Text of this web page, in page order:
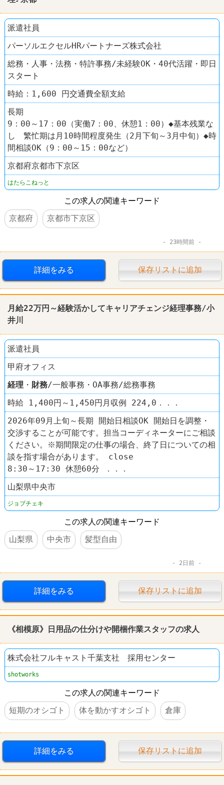
派遣社員
パーソルエクセルHRパートナーズ株式会社
総務・人事・法務・特許事務/未経験OK・40代活躍・即日
スタート
時給：1,600 円交通費全額支給
長期
9：00～17：00（実働7：00、休憩1：00）◆基本残業な
し 繁忙期は月10時間程度発生（2月下旬～3月中旬）◆時
間相談OK（9：00～15：00など）
京都府京都市下京区
はたらこねっと
この求人の関連キーワード
京都府
京都市下京区
23時間前
詳細をみる 保存リストに追加
月給22万円～経験活かしてキャリアチェンジ経理事務/小
井川
派遣社員
甲府オフィス
経理 ・ 財務/一般事務・OA事務/総務事務
時給 1,400円～1,450円月収例 224,0．．．
2026年09月上旬～長期 開始日相談OK 開始日を調整・
交渉することが可能です。担当コーディネーターにご相談
ください。※期間限定の仕事の場合、終了日についての相
談を指す場合があります。 close
8:30～17:30 休憩60分 ．．．
山梨県中央市
ジョブチェキ
この求人の関連キーワード
山梨県
中央市 髪型自由
2日前
詳細をみる 保存リストに追加
《相模原》日用品の仕分けや開梱作業スタッフの求人
株式会社フルキャスト千葉支社 採用センター
shotworks
この求人の関連キーワード
短期のオシゴト
体を動かすオシゴト 倉庫
詳細をみる 保存リストに追加